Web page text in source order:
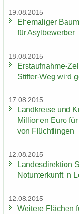
19.08.2015
Ehe­ma­li­ger
für Asyl­be­wer­ber
18.08.2015
Erstaufnahme-​
Stifter-Weg wird
17.08.2015
Land­krei­se und
Mil­lio­nen Euro
von Flücht­lin­gen
12.08.2015
Lan­des­di­rek­ti­on
Notunterkunft in
12.08.2015
Wei­te­re Flä­chen